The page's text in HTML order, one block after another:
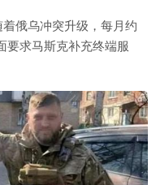
俄乌冲突升级，每月约
要求马斯克补充终端服